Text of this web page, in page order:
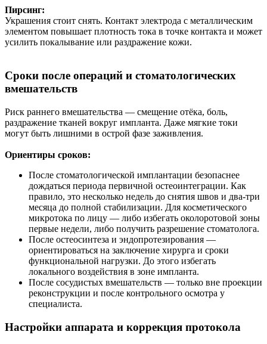
Пирсинг:
Украшения стоит снять. Контакт электрода с металлическим
элементом повышает плотность тока в точке контакта и может
усилить покалывание или раздражение кожи.
Сроки после операций и стоматологических
вмешательств
Риск раннего вмешательства — смещение отёка, боль,
раздражение тканей вокруг импланта. Даже мягкие токи
могут быть лишними в острой фазе заживления.
Ориентиры сроков:
После стоматологической имплантации безопаснее
дождаться периода первичной остеоинтеграции. Как
правило, это несколько недель до снятия швов и два‑три
месяца до полной стабилизации. Для косметического
микротока по лицу — либо избегать околоротовой зоны
первые недели, либо получить разрешение стоматолога.
После остеосинтеза и эндопротезирования —
ориентироваться на заключение хирурга и сроки
функциональной нагрузки. До этого избегать
локального воздействия в зоне импланта.
После сосудистых вмешательств — только вне проекции
реконструкции и после контрольного осмотра у
специалиста.
Настройки аппарата и коррекция протокола